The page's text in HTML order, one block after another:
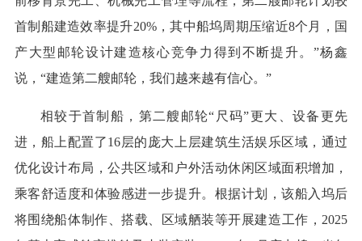
首制船建造效率提升20%，其中船坞周期压缩近8个月，国
产大型邮轮设计建造核心竞争力得到不断提升。”杨鑫
说，“建造第二艘邮轮，我们越来越有信心。”
相较于首制船，第二艘邮轮“尺码”更大、设备更先
进，船上配置了16层的庞大上层建筑生活娱乐区域，通过
优化设计布局，公共区域和户外活动休闲区域面积增加，
乘客舒适度和体验感进一步提升。根据计划，该船入坞后
将围绕船体制作、搭载、区域舾装等开展建造工作，2025